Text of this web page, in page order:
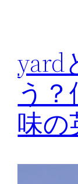
yard
う
味の